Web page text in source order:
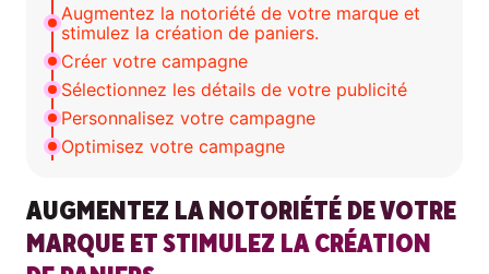
Augmentez la notoriété de votre marque et
stimulez la création de paniers.
Créer votre campagne
Sélectionnez les détails de votre publicité
Personnalisez votre campagne
Optimisez votre campagne
AUGMENTEZ LA NOTORIÉTÉ DE VOTRE
MARQUE ET STIMULEZ LA CRÉATION